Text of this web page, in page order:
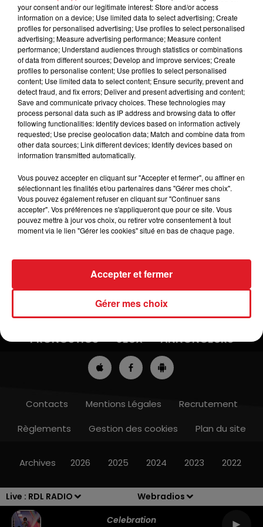
Live : RDL RADIO
Webradios
Celebration
LES PARCS POUR LA FAMILLE : Bellewaerde, Parc
Asterix, Bagatelle, Plopsaland, Le Futuroscope,
Sunparks, Les Grottes de Han, BalParc, Dennlys Parc,
Aqualud, Le Zoo de Beauval, Nausicaa....
Pour vous inscrire, un simple clic et remplir ce
formulaire :
Bonne Chance
Le jeu est terminé
RADIO
PRONOSTICS
JEUX ANNONCEURS
Contacts Mentions Légales
Recrutement
Règlements
Gestion des cookies Plan du site
Archives 2026 2025 2024 2023 2022
your consent and/or our legitimate interest: Store and/or access
information on a device; Use limited data to select advertising; Create
profiles for personalised advertising; Use profiles to select personalised
advertising; Measure advertising performance; Measure content
performance; Understand audiences through statistics or combinations
of data from different sources; Develop and improve services; Create
profiles to personalise content; Use profiles to select personalised
content; Use limited data to select content; Ensure security, prevent and
detect fraud, and fix errors; Deliver and present advertising and content;
Save and communicate privacy choices. These technologies may
process personal data such as IP address and browsing data to offer
following functionalities: Identify devices based on information actively
requested; Use precise geolocation data; Match and combine data from
other data sources; Link different devices; Identify devices based on
information transmitted automatically.
Vous pouvez accepter en cliquant sur "Accepter et fermer", ou affiner en
sélectionnant les finalités et/ou partenaires dans "Gérer mes choix".
Vous pouvez également refuser en cliquant sur "Continuer sans
accepter". Vos préférences ne s'appliqueront que pour ce site. Vous
pouvez mettre à jour vos choix, ou retirer votre consentement à tout
moment via le lien "Gérer les cookies" situé en bas de chaque page.
Gérer mes choix
Accepter et fermer